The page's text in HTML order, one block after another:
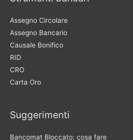
Assegno Circolare
Assegno Bancario
Causale Bonifico
RID
CRO
Carta Oro
Suggerimenti
Bancomat Bloccato: cosa fare